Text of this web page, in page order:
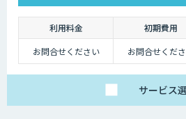
利用料金 初期費用
お問合せください
お問合せくだ
サービス